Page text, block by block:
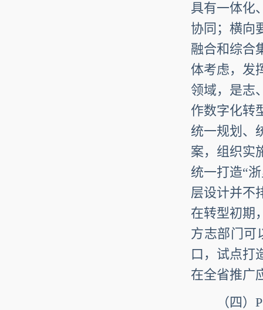
具有一体化
协同；横向
融合和综合
体考虑，发
领域，是志
作数字化转
统一规划、
案，组织实
统一打造“
层设计并不
在转型初期
方志部门可
口，试点打
在全省推广
（四）